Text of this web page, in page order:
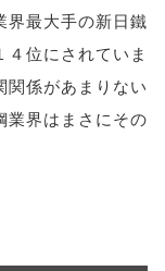
界最大手の新日鐵
位にされていま
関係があまりない
業界はまさにその